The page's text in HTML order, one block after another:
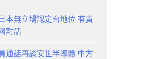
本無立場認定台地位 有責
對話
通話再談安世半導體 中方